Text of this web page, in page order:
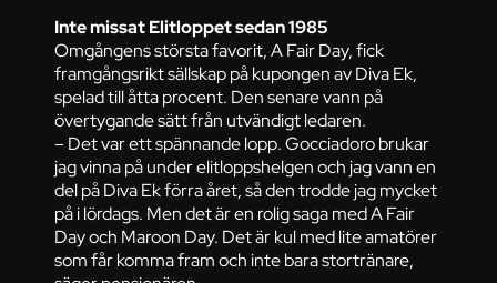
Inte missat Elitloppet sedan 1985
Omgångens största favorit, A Fair Day, fick
framgångsrikt sällskap på kupongen av Diva Ek,
spelad till åtta procent. Den senare vann på
övertygande sätt från utvändigt ledaren.
– Det var ett spännande lopp. Gocciadoro brukar
jag vinna på under elitloppshelgen och jag vann en
del på Diva Ek förra året, så den trodde jag mycket
på i lördags. Men det är en rolig saga med A Fair
Day och Maroon Day. Det är kul med lite amatörer
som får komma fram och inte bara stortränare,